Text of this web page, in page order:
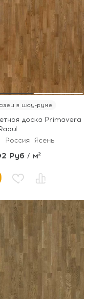
в шоу-руме
доска Primavera
Россия Ясень
Руб / м²